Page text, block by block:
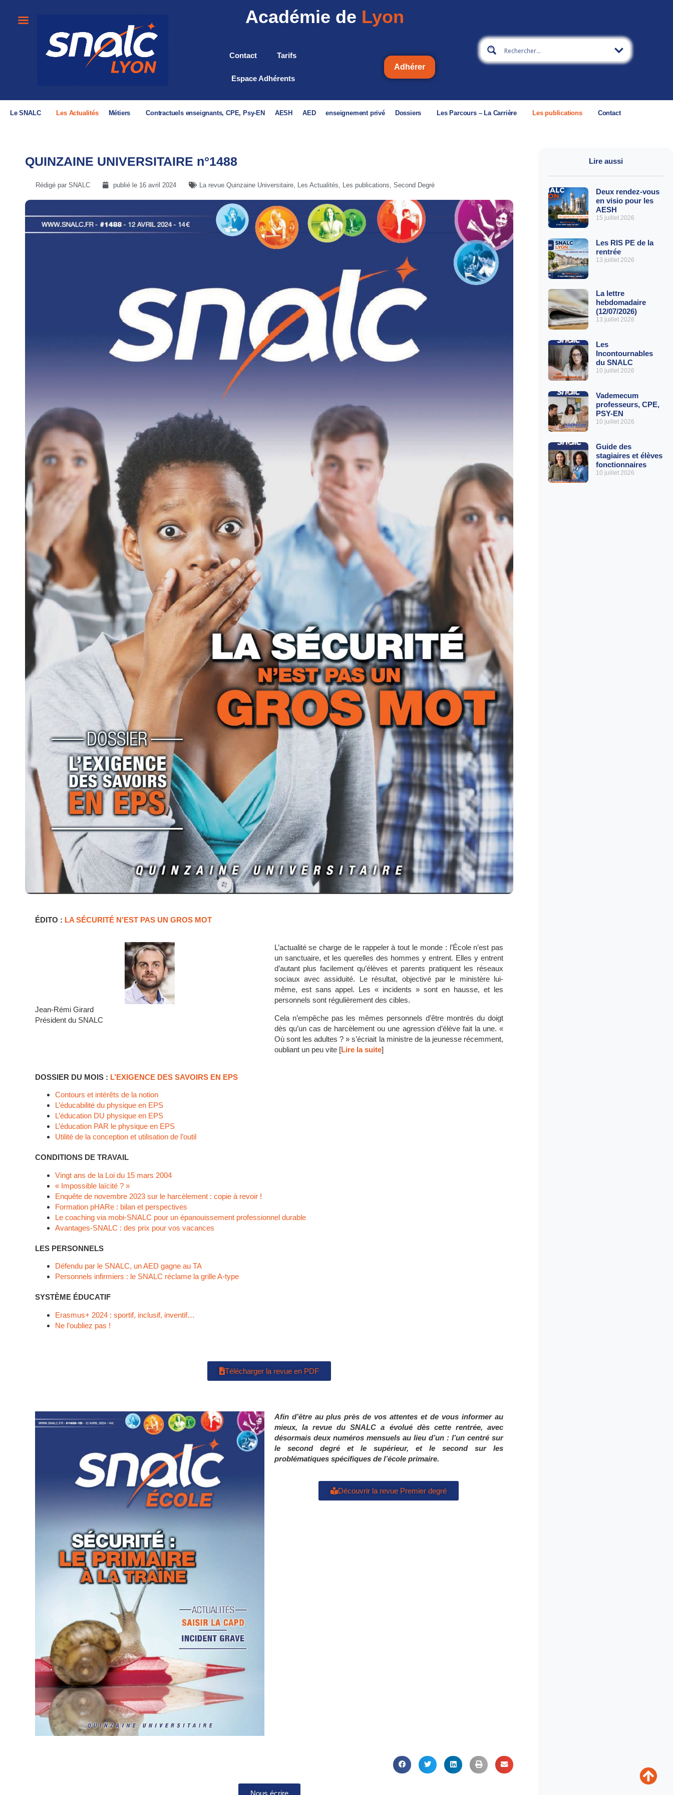
Académie de Lyon
Contact Tarifs
Espace Adhérents
Adhérer
Le SNALC Les Actualités Métiers Contractuels enseignants, CPE, Psy-EN AESH AED enseignement privé Dossiers Les Parcours – La Carrière Les publications Contact
QUINZAINE UNIVERSITAIRE n°1488
Rédigé par SNALC publié le 16 avril 2024 La revue Quinzaine Universitaire, Les Actualités, Les publications, Second Degré
ÉDITO : LA SÉCURITÉ N’EST PAS UN GROS MOT
Jean-Rémi Girard
Président du SNALC
L’actualité se charge de le rappeler à tout le monde : l’École n’est pas
un sanctuaire, et les querelles des hommes y entrent. Elles y entrent
d’autant plus facilement qu’élèves et parents pratiquent les réseaux
sociaux avec assiduité. Le résultat, objectivé par le ministère lui-
même, est sans appel. Les « incidents » sont en hausse, et les
personnels sont régulièrement des cibles.
Cela n’empêche pas les mêmes personnels d’être montrés du doigt
dès qu’un cas de harcèlement ou une agression d’élève fait la une. «
Où sont les adultes ? » s’écriait la ministre de la jeunesse récemment,
oubliant un peu vite [Lire la suite]
DOSSIER DU MOIS : L’EXIGENCE DES SAVOIRS EN EPS
Contours et intérêts de la notion
L’éducabilité du physique en EPS
L’éducation DU physique en EPS
L’éducation PAR le physique en EPS
Utilité de la conception et utilisation de l’outil
CONDITIONS DE TRAVAIL
Vingt ans de la Loi du 15 mars 2004
« Impossible laïcité ? »
Enquête de novembre 2023 sur le harcèlement : copie à revoir !
Formation pHARe : bilan et perspectives
Le coaching via mobi-SNALC pour un épanouissement professionnel durable
Avantages-SNALC : des prix pour vos vacances
LES PERSONNELS
Défendu par le SNALC, un AED gagne au TA
Personnels infirmiers : le SNALC réclame la grille A-type
SYSTÈME ÉDUCATIF
Erasmus+ 2024 : sportif, inclusif, inventif…
Ne l’oubliez pas !
Télécharger la revue en PDF
Afin d’être au plus près de vos attenteset de vous informer au
mieux, la revue du SNALC a évolué dès cette rentrée, avec
désormais deux numéros mensuels au lieu d’un :l’un centré sur
le second degré et le supérieur, et le second sur les
problématiques spécifiques de l’école primaire.
Découvrir la revue Premier degré
Nous écrire
Lire aussi
Deux rendez-vous
en visio pour les
AESH
15 juillet 2026
Les RIS PE de la
rentrée
13 juillet 2026
La lettre
hebdomadaire
(12/07/2026)
13 juillet 2026
Les
Incontournables
du SNALC
10 juillet 2026
Vademecum
professeurs, CPE,
PSY-EN
10 juillet 2026
Guide des
stagiaires et élèves
fonctionnaires
10 juillet 2026